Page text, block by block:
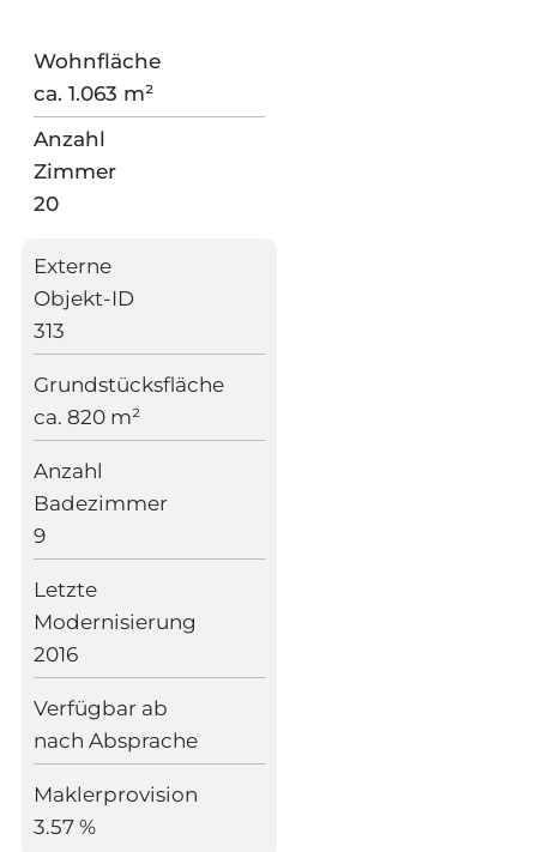
Wohnfläche
ca. 1.063 m²
Anzahl
Zimmer
20
Externe
Objekt-ID
313
Grundstücksfläche
ca. 820 m²
Anzahl
Badezimmer
9
Letzte
Modernisierung
2016
Verfügbar ab
nach Absprache
Maklerprovision
3.57 %